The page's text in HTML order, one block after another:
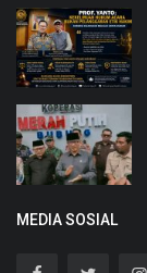
MEDIA SOSIAL